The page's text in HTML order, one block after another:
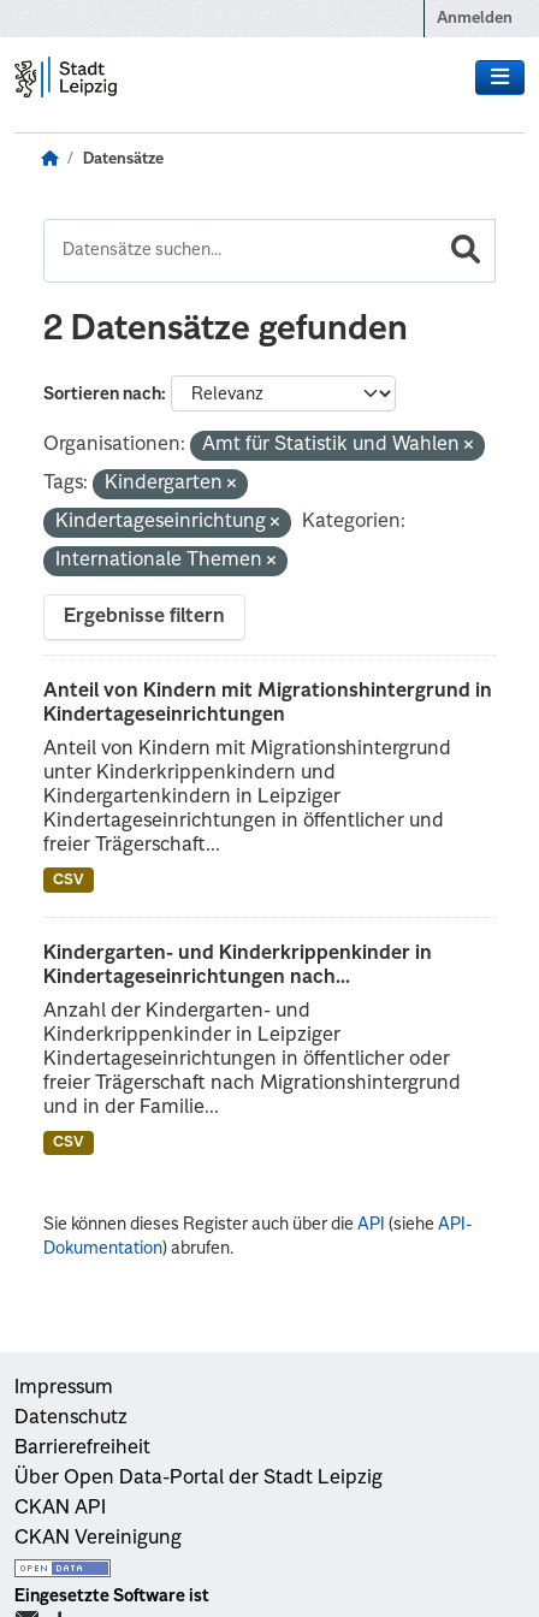
Anmelden
Datensätze
2 Datensätze gefunden
Sortieren nach
Organisationen:
Amt für Statistik und Wahlen
Tags:
Kindergarten
Kindertageseinrichtung
Kategorien:
Internationale Themen
Ergebnisse filtern
Anteil von Kindern mit Migrationshintergrund in
Kindertageseinrichtungen
Anteil von Kindern mit Migrationshintergrund
unter Kinderkrippenkindern und
Kindergartenkindern in Leipziger
Kindertageseinrichtungen in öffentlicher und
freier Trägerschaft...
CSV
Kindergarten- und Kinderkrippenkinder in
Kindertageseinrichtungen nach...
Anzahl der Kindergarten- und
Kinderkrippenkinder in Leipziger
Kindertageseinrichtungen in öffentlicher oder
freier Trägerschaft nach Migrationshintergrund
und in der Familie...
CSV
Sie können dieses Register auch über dieAPI (sieheAPI-
Dokumentation) abrufen.
Impressum
Datenschutz
Barrierefreiheit
Über Open Data-Portal der Stadt Leipzig
CKAN API
CKAN Vereinigung
Eingesetzte Software ist